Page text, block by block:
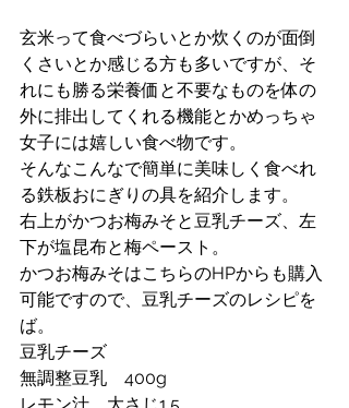
玄米って食べづらいとか炊くのが面倒
くさいとか感じる方も多いですが、そ
れにも勝る栄養価と不要なものを体の
外に排出してくれる機能とかめっちゃ
女子には嬉しい食べ物です。
そんなこんなで簡単に美味しく食べれ
る鉄板おにぎりの具を紹介します。
右上がかつお梅みそと豆乳チーズ、左
下が塩昆布と梅ペースト。
かつお梅みそはこちらのHPからも購入
可能ですので、豆乳チーズのレシピを
ば。
豆乳チーズ
無調整豆乳　400g